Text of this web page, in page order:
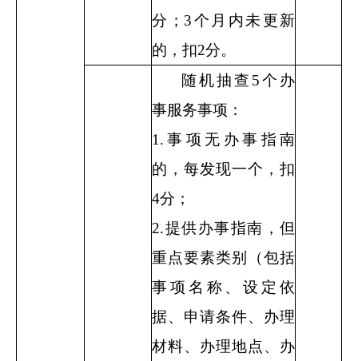
分； 3个月内未更新
的，扣2分。
随机抽查 5个办
事服务事项：
1. 事项无办事指南
的，每发现一个，扣
4分；
2.提供办事指南，但
重点要素类别（包括
事项名称、设定依
据、申请条件、办理
材料、办理地点、办